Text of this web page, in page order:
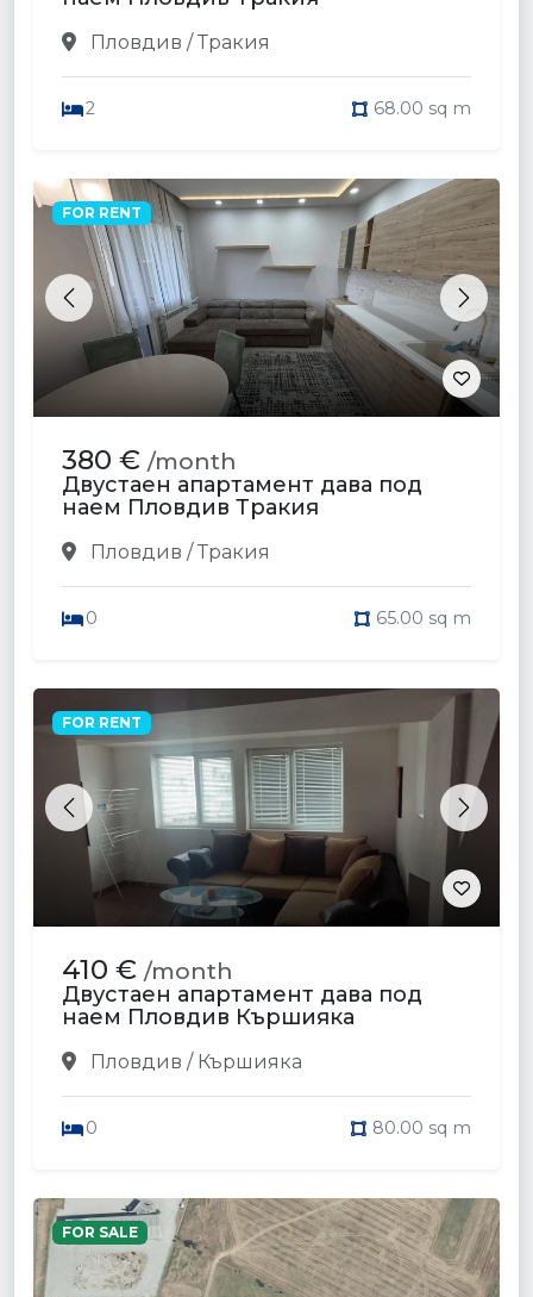
Пловдив / Тракия
2 68.00 sq m
Previous Next
FOR RENT
380 € /month
Двустаен апартамент дава под
наем Пловдив Тракия
Пловдив / Тракия
0 65.00 sq m
Previous Next
FOR RENT
410 € /month
Двустаен апартамент дава под
наем Пловдив Кършияка
Пловдив / Кършияка
0 80.00 sq m
FOR SALE